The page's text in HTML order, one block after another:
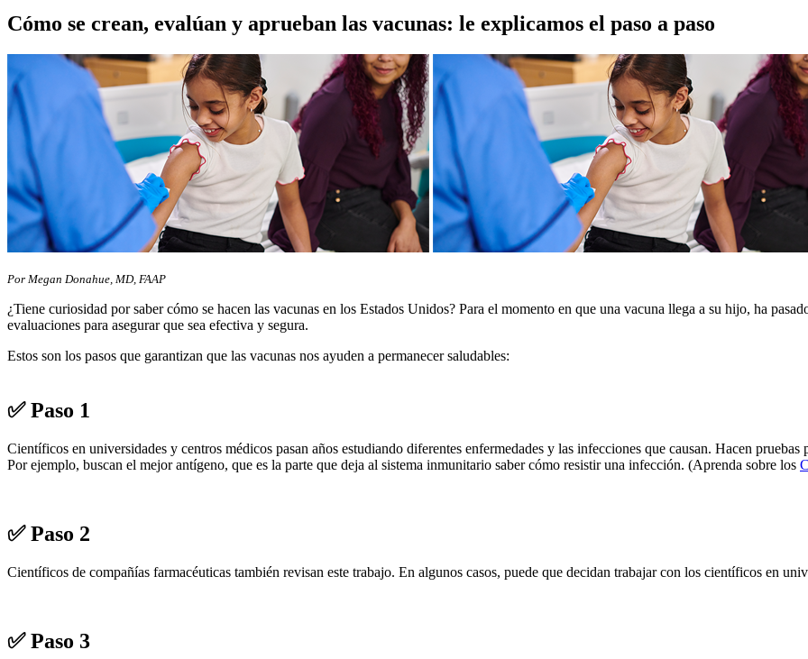
Cómo se crean, evalúan y aprueban las vacunas: le explicamos el paso a paso
Por Megan Donahue, MD, FAAP
¿Tiene curiosidad por saber cómo se hacen las vacunas en los Estados Unidos? Para el momento en que una vacuna llega a su hijo, ha
evaluaciones para asegurar que sea efectiva y segura.
Estos son los pasos que garantizan que las vacunas nos ayuden a permanecer saludables:
✅ Paso 1
Científicos en universidades y centros médicos pasan años estudiando diferentes enfermedades y las infecciones que causan. Hacen
Por ejemplo, buscan el mejor antígeno, que es la parte que deja al sistema inmunitario saber cómo resistir una infección. (Aprenda sobre los
✅ Paso 2
Científicos de compañías farmacéuticas también revisan este trabajo. En algunos casos, puede que decidan trabajar con los científicos en
✅ Paso 3